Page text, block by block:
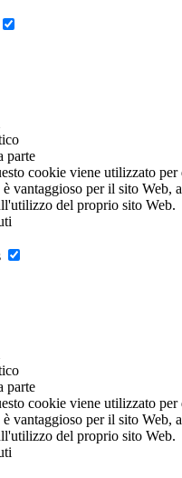
parte
cookie viene utilizzato per
vantaggioso per il sito Web,
del proprio sito Web.
parte
cookie viene utilizzato per
vantaggioso per il sito Web,
del proprio sito Web.